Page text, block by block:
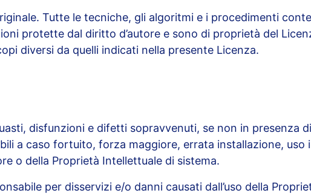
Tutte le tecniche, gli algoritmi e i procedimenti
protette dal diritto d’autore e sono di proprietà del
diversi da quelli indicati nella presente Licenza.
disfunzioni e difetti sopravvenuti, se non in presenza
a caso fortuito, forza maggiore, errata installazione, uso
o della Proprietà Intellettuale di sistema.
per disservizi e/o danni causati dall’uso della